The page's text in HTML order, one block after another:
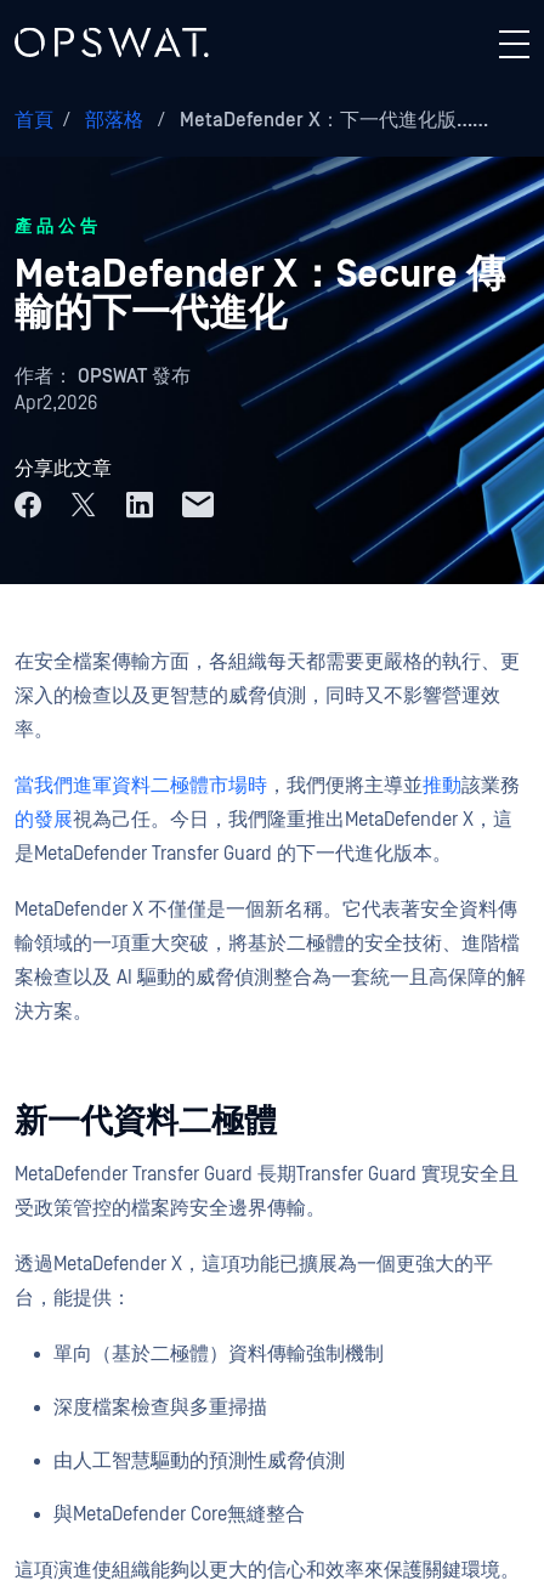
首頁 / 部落格 / MetaDefender X：下一代進化版……
產品公告
MetaDefender X：Secure 傳
輸的下一代進化
作者： OPSWAT 發布
Apr2,2026
分享此文章
在安全檔案傳輸方面，各組織每天都需要更嚴格的執行、更
深入的檢查以及更智慧的威脅偵測，同時又不影響營運效
率。
當我們進軍資料二極體市場時 ，我們便將主導並推動該業務
的發展視為己任。今日，我們隆重推出MetaDefender X，這
是MetaDefender Transfer Guard 的下一代進化版本。
MetaDefender X 不僅僅是一個新名稱。它代表著安全資料傳
輸領域的一項重大突破，將基於二極體的安全技術、進階檔
案檢查以及 AI 驅動的威脅偵測整合為一套統一且高保障的解
決方案。
新一代資料二極體
MetaDefender Transfer Guard 長期Transfer Guard 實現安全且
受政策管控的檔案跨安全邊界傳輸。
透過MetaDefender X，這項功能已擴展為一個更強大的平
台，能提供：
單向（基於二極體）資料傳輸強制機制
深度檔案檢查與多重掃描
由人工智慧驅動的預測性威脅偵測
與MetaDefender Core無縫整合
這項演進使組織能夠以更大的信心和效率來保護關鍵環境。